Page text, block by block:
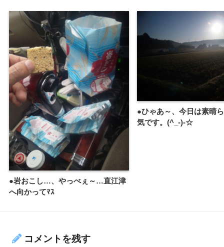
●岩おこし…、やっべぇ～…直江津
へ向かってﾏｽ
●ひゃあ～、今日は素晴
気です。(^_-)-☆
コメントを残す